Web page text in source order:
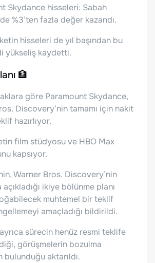
Skydance hisseleri: Sabah
%3’ten fazla değer kazandı.
hisseleri de yıl başından bu
yükseliş kaydetti.
🏦
göre Paramount Skydance,
Discovery’nin tamamı için nakit
hazırlıyor.
film stüdyosu ve HBO Max
kapsıyor.
Warner Bros. Discovery’nin
ikiye bölünme planı
muhtemel bir teklif
amaçladığı bildirildi.
sürecin henüz resmi teklife
görüşmelerin bozulma
bulunduğu aktarıldı.